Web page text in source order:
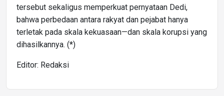
tersebut sekaligus memperkuat pernyataan Dedi,
bahwa perbedaan antara rakyat dan pejabat hanya
terletak pada skala kekuasaan—dan skala korupsi yang
dihasilkannya. (*)
Editor: Redaksi